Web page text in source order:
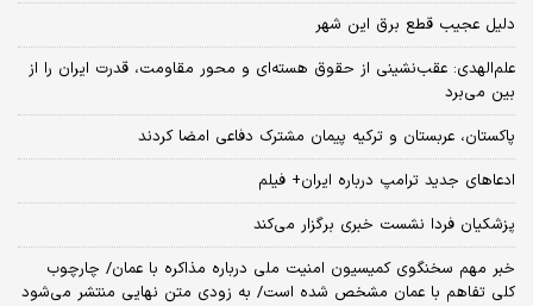
دلیل عجیب قطع برق این شهر
علم‌الهدی: عقب‌نشینی از حقوق هسته‌ای و محور مقاومت، قدرت ایران را از
بین می‌برد
پاکستان، عربستان و ترکیه پیمان مشترک دفاعی امضا کردند
ادعاهای جدید ترامپ درباره ایران+ فیلم
پزشکیان فردا نشست خبری برگزار می‌کند
خبر مهم سخنگوی کمیسیون امنیت ملی درباره مذاکره با عمان/ چارچوب
کلی تفاهم با عمان مشخص شده است/ به زودی متن نهایی منتشر می‌شود